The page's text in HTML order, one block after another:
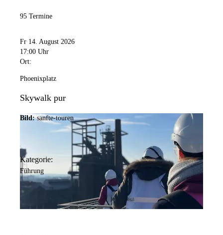
95 Termine
Fr 14. August 2026
17:00 Uhr
Ort:
Phoenixplatz
Skywalk pur
Bild: sanfte-touren
Kategorie:
Führung